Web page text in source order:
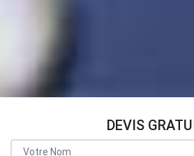
DEVIS